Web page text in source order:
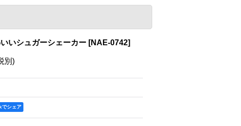
いシュガーシェーカー [NAE-0742]
別)
シェア